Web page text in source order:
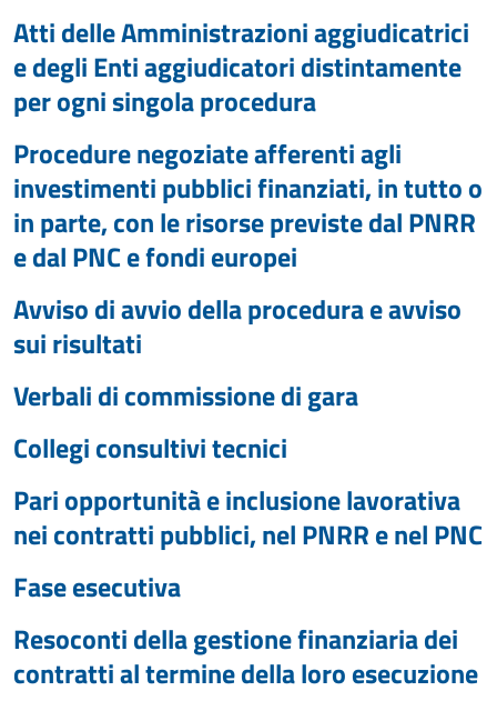
Atti delle Amministrazioni aggiudicatrici
e degli Enti aggiudicatori distintamente
per ogni singola procedura
Procedure negoziate afferenti agli
investimenti pubblici finanziati, in tutto o
in parte, con le risorse previste dal PNRR
e dal PNC e fondi europei
Avviso di avvio della procedura e avviso
sui risultati
Verbali di commissione di gara
Collegi consultivi tecnici
Pari opportunità e inclusione lavorativa
nei contratti pubblici, nel PNRR e nel PNC
Fase esecutiva
Resoconti della gestione finanziaria dei
contratti al termine della loro esecuzione